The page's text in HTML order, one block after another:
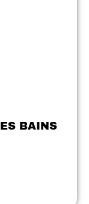
BAINS